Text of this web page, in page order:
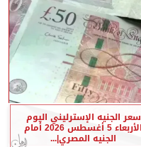
سعر الجنيه الإسترليني اليوم
الأربعاء 5 أغسطس 2026 أمام
الجنيه المصري|...